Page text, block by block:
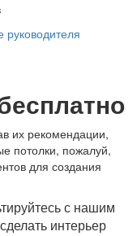
их рекомендации,
потолки, пожалуй,
для создания
с нашим
интерьер